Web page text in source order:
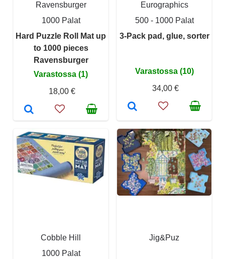
Ravensburger
1000 Palat
Hard Puzzle Roll Mat up
to 1000 pieces
Ravensburger
Varastossa (1)
18,00 €
Eurographics
500 - 1000 Palat
3-Pack pad, glue, sorter
Varastossa (10)
34,00 €
Cobble Hill
1000 Palat
Jig&Puz